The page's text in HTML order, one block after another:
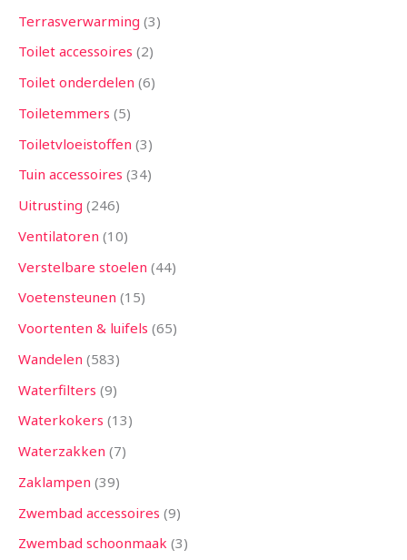
Terrasverwarming 3
Toilet accessoires 2
Toilet onderdelen 6
Toiletemmers 5
Toiletvloeistoffen 3
Tuin accessoires 34
Uitrusting 246
Ventilatoren 10
Verstelbare stoelen 44
Voetensteunen 15
Voortenten & luifels 65
Wandelen 583
Waterfilters 9
Waterkokers 13
Waterzakken 7
Zaklampen 39
Zwembad accessoires 9
Zwembad schoonmaak 3